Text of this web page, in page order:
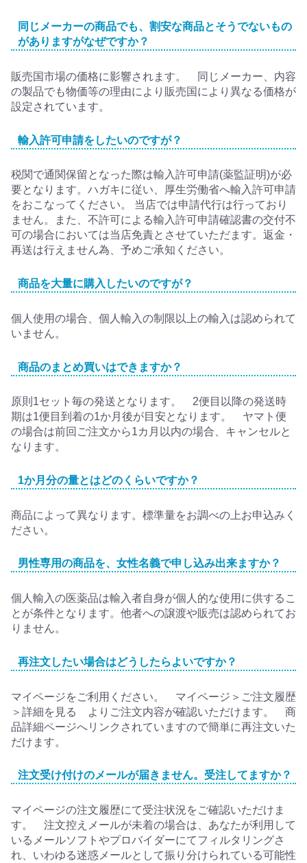
同じメーカーの商品でも、割安な商品とそうでないもの
がありますがなぜですか？
販売国市場の価格に影響されます。 同じメーカー、内容
の製品でも物価等の理由により販売国により異なる価格が
設定されています。
輸入許可申請をしたいのですが？
税関で通関保留となった際は輸入許可申請(薬監証明)が必
要となります。ハガキに従い、厚生労働省へ輸入許可申請
をおこなってください。 当店では申請代行は行っており
ません。また、不許可による輸入許可申請確認書の交付不
可の場合においては当店免責とさせていただます。返金・
再送は行えません為、予めご承知ください。
商品を大量に購入したいのですが？
個人使用の場合、個人輸入の制限以上の輸入は認められて
いません。
商品のまとめ買いはできますか？
原則1セット毎の発送となります。 2便目以降の発送時
期は1便目到着の1か月後が目安となります。 ヤマト便
の場合は前回ご注文から1カ月以内の場合、キャンセルと
なります。
1か月分の量とはどのくらいですか？
商品によって異なります。標準量をお調べの上お申込みく
ださい。
男性専用の商品を、女性名義で申し込み出来ますか？
個人輸入の医薬品は輸入者自身が個人的な使用に供するこ
とが条件となります。他者への譲渡や販売は認められてお
りません。
再注文したい場合はどうしたらよいですか？
マイページをご利用ください。 マイページ＞ご注文履歴
＞詳細を見る よりご注文内容が確認いただけます。 商
品詳細ページへリンクされていますので簡単に再注文いた
だけます。
注文受け付けのメールが届きません。受注してますか？
マイページの注文履歴にて受注状況をご確認いただけま
す。 注文控えメールが未着の場合は、あなたが利用して
いるメールソフトやプロバイダーにてフィルタリングさ
れ、いわゆる迷惑メールとして振り分けられている可能性